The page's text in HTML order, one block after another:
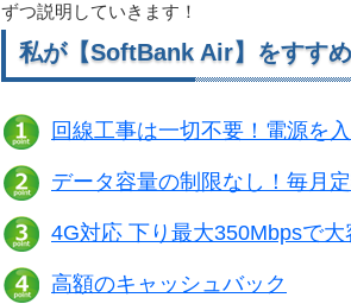
ずつ説明していきます！
私が【SoftBank Air】をすす
回線工事は一切不要！電源を
データ容量の制限なし！毎月
4G対応 下り最大350Mbpsで大
高額のキャッシュバック